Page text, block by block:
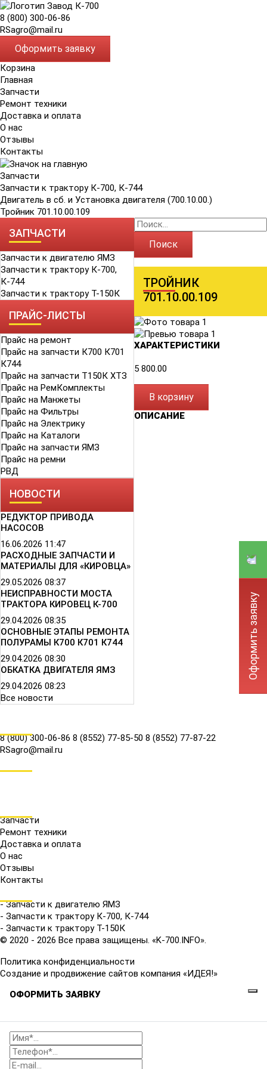
8 (800) 300-06-86
RSagro@mail.ru
Оформить заявку
Корзина
Главная
Запчасти
Ремонт техники
Доставка и оплата
О нас
Отзывы
Контакты
Запчасти
Запчасти к трактору К-700, К-744
Двигатель в сб. и Установка двигателя (700.10.00.)
Тройник 701.10.00.109
ЗАПЧАСТИ
Запчасти к двигателю ЯМЗ
Запчасти к трактору К-700,
К-744
Запчасти к трактору Т-150К
ПРАЙС-ЛИСТЫ
Прайс на ремонт
Прайс на запчасти К700 К701
К744
Прайс на запчасти Т150К ХТЗ
Прайс на РемКомплекты
Прайс на Манжеты
Прайс на Фильтры
Прайс на Электрику
Прайс на Каталоги
Прайс на запчасти ЯМЗ
Прайс на ремни
РВД
НОВОСТИ
РЕДУКТОР ПРИВОДА
НАСОСОВ
16.06.2026 11:47
РАСХОДНЫЕ ЗАПЧАСТИ И
МАТЕРИАЛЫ ДЛЯ «КИРОВЦА»
29.05.2026 08:37
НЕИСПРАВНОСТИ МОСТА
ТРАКТОРА КИРОВЕЦ К-700
29.04.2026 08:35
ОСНОВНЫЕ ЭТАПЫ РЕМОНТА
ПОЛУРАМЫ К700 К701 К744
29.04.2026 08:30
ОБКАТКА ДВИГАТЕЛЯ ЯМЗ
29.04.2026 08:23
Все новости
Поиск
ТРОЙНИК
701.10.00.109
ХАРАКТЕРИСТИКИ
5 800.00
В корзину
ОПИСАНИЕ
8 (800) 300-06-86 8 (8552) 77-85-50 8 (8552) 77-87-22
RSagro@mail.ru
Запчасти
Ремонт техники
Доставка и оплата
О нас
Отзывы
Контакты
- Запчасти к двигателю ЯМЗ
- Запчасти к трактору К-700, К-744
- Запчасти к трактору Т-150К
© 2020 - 2026 Все права защищены. «K-700.INFO».
Политика конфиденциальности
Создание и продвижение сайтов компания «ИДЕЯ!»
Оформить заявку
ОФОРМИТЬ ЗАЯВКУ